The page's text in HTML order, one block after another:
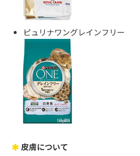
ピュリナワングレインフリー
皮膚について